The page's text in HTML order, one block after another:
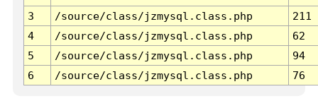
3 /source/class/jzmysql.class.php
211
4
/source/class/jzmysql.class.php
62
5
/source/class/jzmysql.class.php
94
6
/source/class/jzmysql.class.php 76